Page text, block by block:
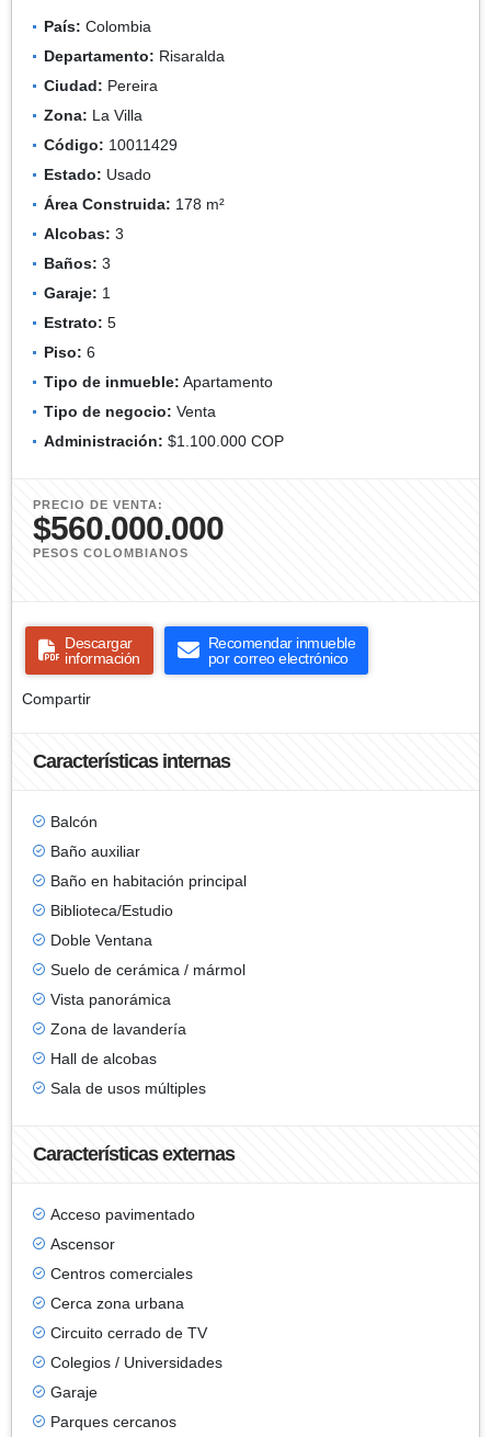
País: Colombia
Departamento: Risaralda
Ciudad: Pereira
Zona: La Villa
Código: 10011429
Estado: Usado
Área Construida: 178 m²
Alcobas: 3
Baños: 3
Garaje: 1
Estrato: 5
Piso: 6
Tipo de inmueble: Apartamento
Tipo de negocio: Venta
Administración: $1.100.000 COP
PRECIO DE VENTA:
$560.000.000
PESOS COLOMBIANOS
Descargar
información
Recomendar inmueble
por correo electrónico
Compartir
Características internas
Balcón
Baño auxiliar
Baño en habitación principal
Biblioteca/Estudio
Doble Ventana
Suelo de cerámica / mármol
Vista panorámica
Zona de lavandería
Hall de alcobas
Sala de usos múltiples
Características externas
Acceso pavimentado
Ascensor
Centros comerciales
Cerca zona urbana
Circuito cerrado de TV
Colegios / Universidades
Garaje
Parques cercanos